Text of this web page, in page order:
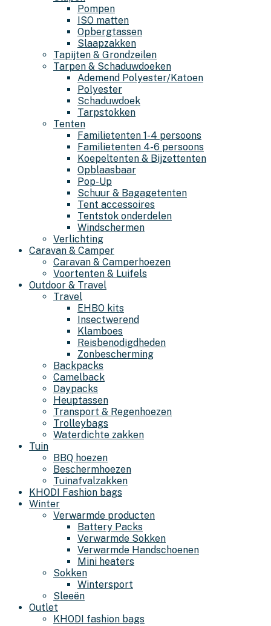
Pompen
ISO matten
Opbergtassen
Slaapzakken
Tapijten & Grondzeilen
Tarpen & Schaduwdoeken
Ademend Polyester/Katoen
Polyester
Schaduwdoek
Tarpstokken
Tenten
Familietenten 1-4 persoons
Familietenten 4-6 persoons
Koepeltenten & Bijzettenten
Opblaasbaar
Pop-Up
Schuur & Bagagetenten
Tent accessoires
Tentstok onderdelen
Windschermen
Verlichting
Caravan & Camper
Caravan & Camperhoezen
Voortenten & Luifels
Outdoor & Travel
Travel
EHBO kits
Insectwerend
Klamboes
Reisbenodigdheden
Zonbescherming
Backpacks
Camelback
Daypacks
Heuptassen
Transport & Regenhoezen
Trolleybags
Waterdichte zakken
Tuin
BBQ hoezen
Beschermhoezen
Tuinafvalzakken
KHODI Fashion bags
Winter
Verwarmde producten
Battery Packs
Verwarmde Sokken
Verwarmde Handschoenen
Mini heaters
Sokken
Wintersport
Sleeën
Outlet
KHODI fashion bags